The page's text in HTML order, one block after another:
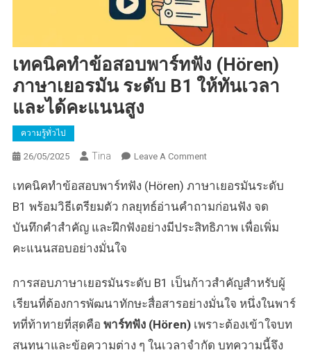
เทคนิคทำข้อสอบพาร์ทฟัง (Hören)
ภาษาเยอรมัน ระดับ B1 ให้ทันเวลา
และได้คะแนนสูง
ความรู้ทั่วไป
26/05/2025 Tina Leave A CommentOn
ทำ
ข้อ
สอบ
ภาษา
เยอรมัน
B1
ให้
เทคนิคทำข้อสอบพาร์ทฟัง (Hören) ภาษาเยอรมันระดับ
B1 พร้อมวิธีเตรียมตัว กลยุทธ์อ่านคำถามก่อนฟัง จด
บันทึกคำสำคัญ และฝึกฟังอย่างมีประสิทธิภาพ เพื่อเพิ่ม
คะแนนสอบอย่างมั่นใจ
การสอบภาษาเยอรมันระดับ B1 เป็นก้าวสำคัญสำหรับผู้
เรียนที่ต้องการพัฒนาทักษะสื่อสารอย่างมั่นใจ หนึ่งในพาร์
ทที่ท้าทายที่สุดคือ พาร์ทฟัง (Hören)เพราะต้องเข้าใจบท
สนทนาและข้อความต่าง ๆ ในเวลาจำกัด บทความนี้จึง